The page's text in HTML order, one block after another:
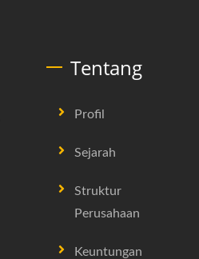
Tentang
Profil
Sejarah
Struktur
Perusahaan
Keuntungan